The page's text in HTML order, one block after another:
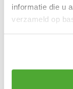
informatie die u
verzameld op
Sign up